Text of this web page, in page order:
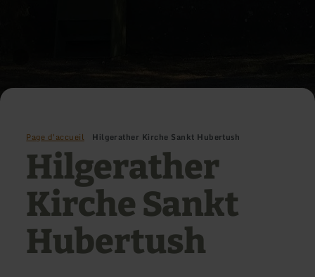
Page d'accueil Hilgerather Kirche Sankt Hubertush
Hilgerather
Kirche Sankt
Hubertush